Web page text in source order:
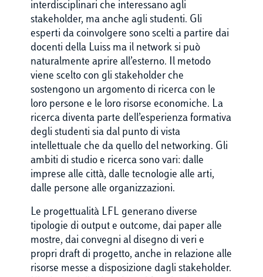
interdisciplinari che interessano agli
stakeholder, ma anche agli studenti. Gli
esperti da coinvolgere sono scelti a partire dai
docenti della Luiss ma il network si può
naturalmente aprire all’esterno. Il metodo
viene scelto con gli stakeholder che
sostengono un argomento di ricerca con le
loro persone e le loro risorse economiche. La
ricerca diventa parte dell’esperienza formativa
degli studenti sia dal punto di vista
intellettuale che da quello del networking. Gli
ambiti di studio e ricerca sono vari: dalle
imprese alle città, dalle tecnologie alle arti,
dalle persone alle organizzazioni.
Le progettualità LFL generano diverse
tipologie di output e outcome, dai paper alle
mostre, dai convegni al disegno di veri e
propri draft di progetto, anche in relazione alle
risorse messe a disposizione dagli stakeholder.